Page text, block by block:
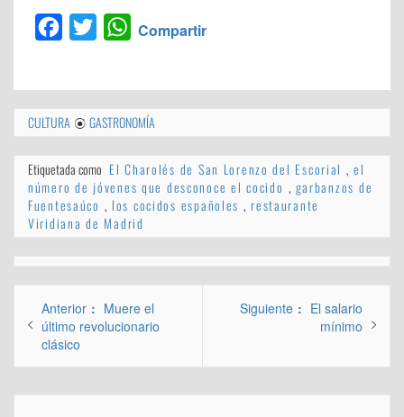
Facebook
TwitterWhatsApp
Compartir
CULTURA GASTRONOMÍA
Etiquetada como El Charolés de San Lorenzo del Escorial , el
número de jóvenes que desconoce el cocido , garbanzos de
Fuentesaúco , los cocidos españoles , restaurante
Viridiana de Madrid
Navegación
de
entradas
Anterior
Entrada
anterior:
Muere el
último revolucionario
clásico
Siguiente
Entrada
siguiente:
El salario
mínimo